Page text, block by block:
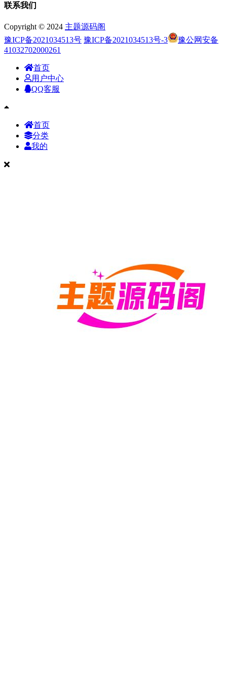
联系我们
Copyright © 2024 主题源码阁
豫ICP备2021034513号 豫ICP备2021034513号-3
豫公网安备
41032702000261
首页
用户中心
QQ客服
首页
分类
我的